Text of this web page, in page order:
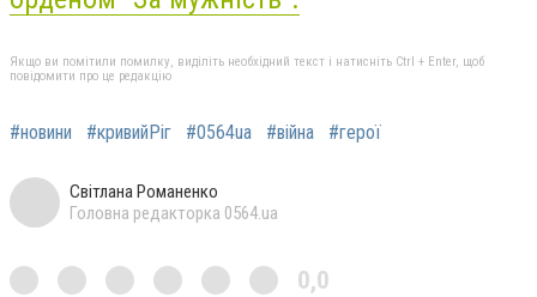
Якщо ви помітили помилку, виділіть необхідний текст і натисніть Ctrl + Enter, щоб
повідомити про це редакцію
#новини #кривийРіг #0564ua #війна #герої
Світлана Романенко
Головна редакторка 0564.ua
0,0